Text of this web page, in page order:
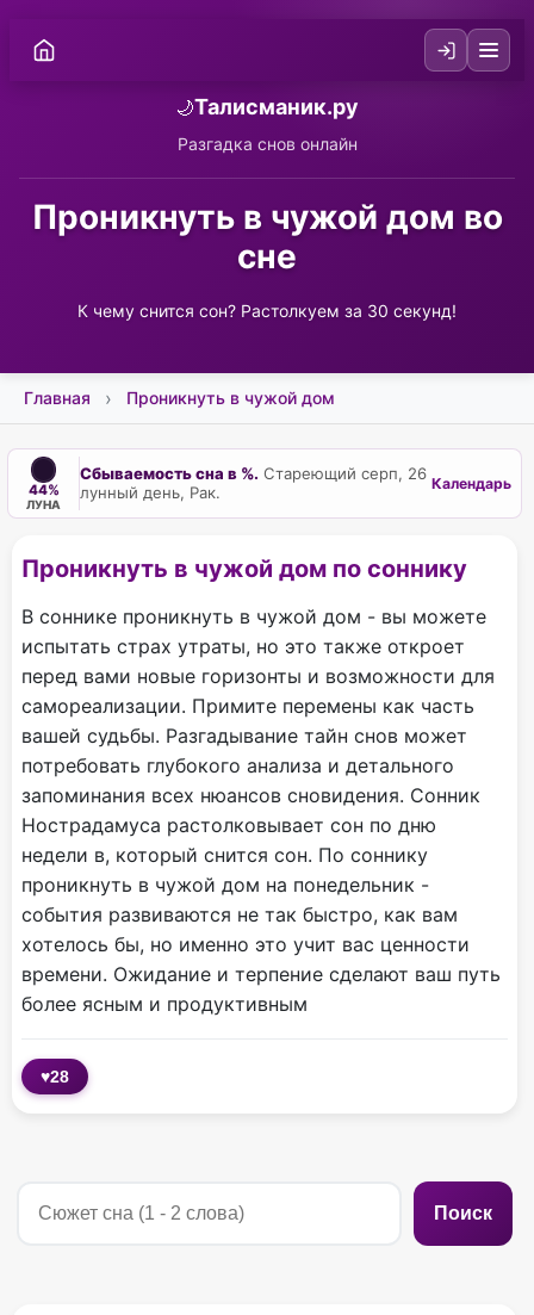
🌙Талисманик.ру
Разгадка снов онлайн
Проникнуть в чужой дом во
сне
К чему снится сон? Растолкуем за 30 секунд!
Главная Проникнуть в чужой дом
44%
ЛУНА
Сбываемость сна в %. Стареющий серп, 26
лунный день, Рак.
Календарь
Проникнуть в чужой дом по соннику
В соннике проникнуть в чужой дом - вы можете
испытать страх утраты, но это также откроет
перед вами новые горизонты и возможности для
самореализации. Примите перемены как часть
вашей судьбы. Разгадывание тайн снов может
потребовать глубокого анализа и детального
запоминания всех нюансов сновидения. Сонник
Нострадамуса растолковывает сон по дню
недели в, который снится сон. По соннику
проникнуть в чужой дом на понедельник -
события развиваются не так быстро, как вам
хотелось бы, но именно это учит вас ценности
времени. Ожидание и терпение сделают ваш путь
более ясным и продуктивным
♥28
Поиск